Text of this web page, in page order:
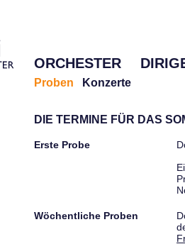
ORCHESTER
Proben Konzerte
DIE TERMINE FÜR DAS
Erste Probe
Wöchentliche Proben